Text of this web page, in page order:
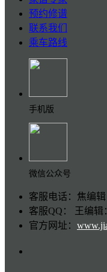
预约修谱
联系我们
乘车路线
手机版
微信公众号
客服电话：焦编辑
客服QQ： 王编辑
官方网址：